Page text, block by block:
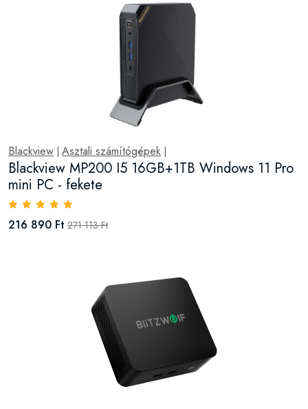
Blackview | Asztali számítógépek |
Blackview MP200 I5 16GB+1TB Windows 11 Pro
mini PC - fekete
216 890 Ft 271 113 Ft